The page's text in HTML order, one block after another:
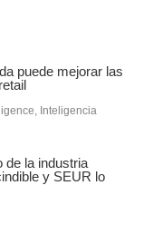
puede mejorar las
Inteligencia
de la industria
y SEUR lo